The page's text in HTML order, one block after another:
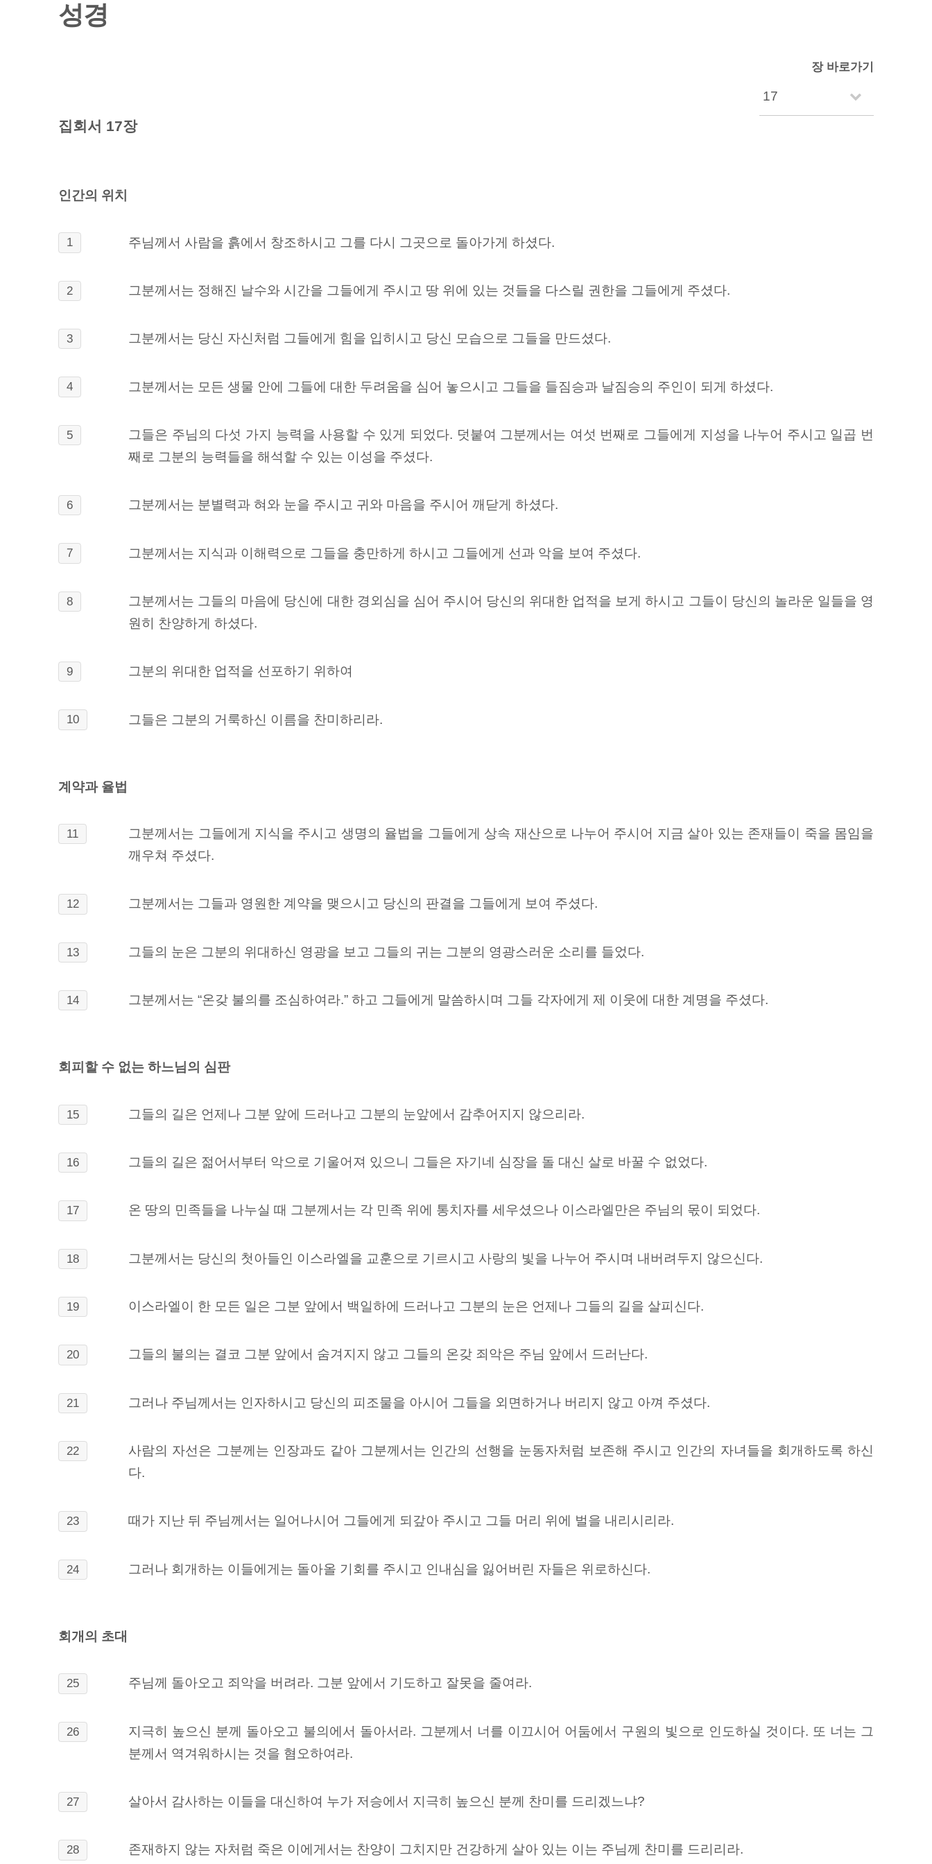
성경
장 바로가기
집회서 17장
인간의 위치
1 주님께서 사람을 흙에서 창조하시고 그를 다시 그곳으로 돌아가게 하셨다.
2 그분께서는 정해진 날수와 시간을 그들에게 주시고 땅 위에 있는 것들을 다스릴 권한을 그들에게 주셨다.
3 그분께서는 당신 자신처럼 그들에게 힘을 입히시고 당신 모습으로 그들을 만드셨다.
4 그분께서는 모든 생물 안에 그들에 대한 두려움을 심어 놓으시고 그들을 들짐승과 날짐승의 주인이 되게 하셨다.
5 그들은 주님의 다섯 가지 능력을 사용할 수 있게 되었다. 덧붙여 그분께서는 여섯 번째로 그들에게 지성을 나누어 주시고 일곱 번
째로 그분의 능력들을 해석할 수 있는 이성을 주셨다.
6 그분께서는 분별력과 혀와 눈을 주시고 귀와 마음을 주시어 깨닫게 하셨다.
7 그분께서는 지식과 이해력으로 그들을 충만하게 하시고 그들에게 선과 악을 보여 주셨다.
8
그분께서는 그들의 마음에 당신에 대한 경외심을 심어 주시어 당신의 위대한 업적을 보게 하시고 그들이 당신의 놀라운 일들을 영
원히 찬양하게 하셨다.
9 그분의 위대한 업적을 선포하기 위하여
10 그들은 그분의 거룩하신 이름을 찬미하리라.
계약과 율법
11
그분께서는 그들에게 지식을 주시고 생명의 율법을 그들에게 상속 재산으로 나누어 주시어 지금 살아 있는 존재들이 죽을 몸임을
깨우쳐 주셨다.
12 그분께서는 그들과 영원한 계약을 맺으시고 당신의 판결을 그들에게 보여 주셨다.
13 그들의 눈은 그분의 위대하신 영광을 보고 그들의 귀는 그분의 영광스러운 소리를 들었다.
14 그분께서는 “온갖 불의를 조심하여라.” 하고 그들에게 말씀하시며 그들 각자에게 제 이웃에 대한 계명을 주셨다.
회피할 수 없는 하느님의 심판
15 그들의 길은 언제나 그분 앞에 드러나고 그분의 눈앞에서 감추어지지 않으리라.
16 그들의 길은 젊어서부터 악으로 기울어져 있으니 그들은 자기네 심장을 돌 대신 살로 바꿀 수 없었다.
17 온 땅의 민족들을 나누실 때 그분께서는 각 민족 위에 통치자를 세우셨으나 이스라엘만은 주님의 몫이 되었다.
18 그분께서는 당신의 첫아들인 이스라엘을 교훈으로 기르시고 사랑의 빛을 나누어 주시며 내버려두지 않으신다.
19 이스라엘이 한 모든 일은 그분 앞에서 백일하에 드러나고 그분의 눈은 언제나 그들의 길을 살피신다.
20 그들의 불의는 결코 그분 앞에서 숨겨지지 않고 그들의 온갖 죄악은 주님 앞에서 드러난다.
21 그러나 주님께서는 인자하시고 당신의 피조물을 아시어 그들을 외면하거나 버리지 않고 아껴 주셨다.
22
사람의 자선은 그분께는 인장과도 같아 그분께서는 인간의 선행을 눈동자처럼 보존해 주시고 인간의 자녀들을 회개하도록 하신
다.
23 때가 지난 뒤 주님께서는 일어나시어 그들에게 되갚아 주시고 그들 머리 위에 벌을 내리시리라.
24 그러나 회개하는 이들에게는 돌아올 기회를 주시고 인내심을 잃어버린 자들은 위로하신다.
회개의 초대
25 주님께 돌아오고 죄악을 버려라. 그분 앞에서 기도하고 잘못을 줄여라.
26 지극히 높으신 분께 돌아오고 불의에서 돌아서라. 그분께서 너를 이끄시어 어둠에서 구원의 빛으로 인도하실 것이다. 또 너는 그
분께서 역겨워하시는 것을 혐오하여라.
27 살아서 감사하는 이들을 대신하여 누가 저승에서 지극히 높으신 분께 찬미를 드리겠느냐?
28 존재하지 않는 자처럼 죽은 이에게서는 찬양이 그치지만 건강하게 살아 있는 이는 주님께 찬미를 드리리라.